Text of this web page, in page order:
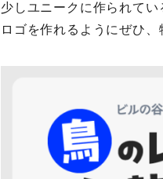
少しユニークに作られて
ロゴを作れるようにぜひ